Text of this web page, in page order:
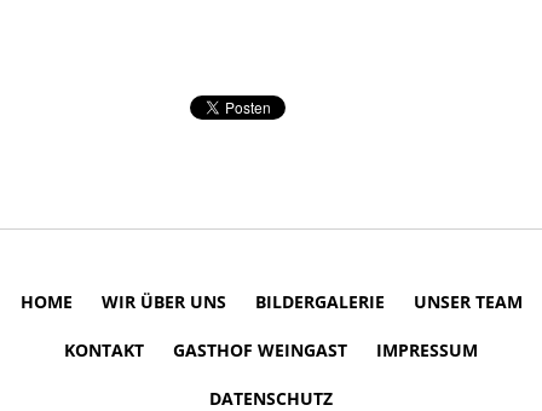
HOME WIR ÜBER UNS BILDERGALERIE UNSER TEAM
KONTAKT GASTHOF WEINGAST IMPRESSUM
DATENSCHUTZ